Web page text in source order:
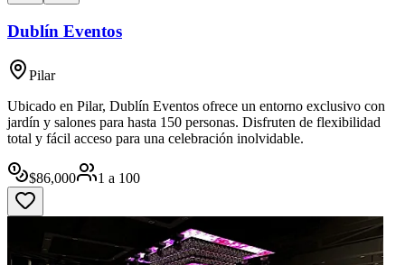
Dublín Eventos
Pilar
Ubicado en Pilar, Dublín Eventos ofrece un entorno exclusivo con
jardín y salones para hasta 150 personas. Disfruten de flexibilidad
total y fácil acceso para una celebración inolvidable.
$86,000 1 a 100